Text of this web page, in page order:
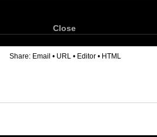
Close
Share: Email • URL • Editor • HTML